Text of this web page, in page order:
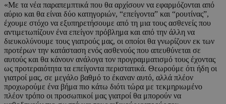
«Με τα νέα παραπεμπτικά που θα αρχίσουν να εφαρμόζονται από
αύριο και θα είναι δύο κατηγοριών, “επείγοντα” και “ρουτίνας”,
έχουμε στόχο να εξυπηρετήσουμε από τη μια τους ασθενείς που
αντιμετωπίζουν ένα επείγον πρόβλημα και από την άλλη να
διευκολύνουμε τους γιατρούς μας, οι οποίοι θα γνωρίζουν εκ των
προτέρων την κατάσταση ενός ασθενούς που απευθύνεται σε
αυτούς και θα κάνουν ανάλογα τον προγραμματισμό τους έχοντας
ως προτεραιότητα τα επείγοντα περιστατικά. Θεωρούμε ότι ήδη οι
γιατροί μας, σε μεγάλο βαθμό το έκαναν αυτό, αλλά πλέον
προχωρούμε ένα βήμα πιο κάτω διότι τώρα με τεκμηριωμένο
πλέον τρόπο οι προσωπικοί μας γιατροί θα μπορούν να